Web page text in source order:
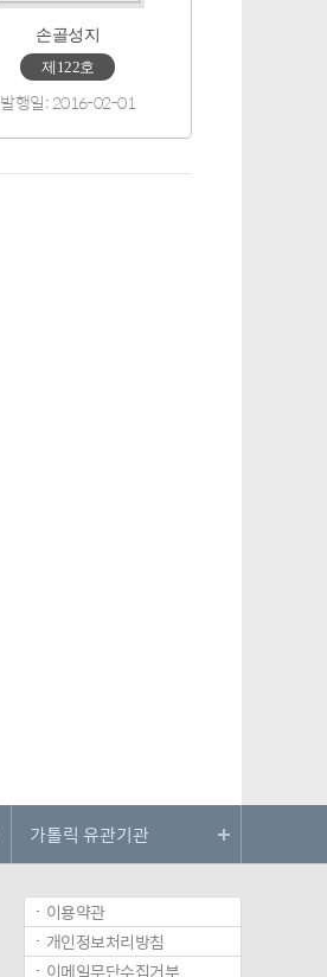
손골성지
제122호
발행일: 2016-02-01
이용약관
개인정보처리방침
이메일무단수집거부